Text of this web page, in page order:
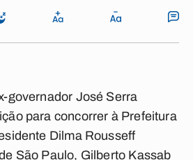
governador José Serra
para concorrer à Prefeitura
Dilma Rousseff
São Paulo, Gilberto Kassab